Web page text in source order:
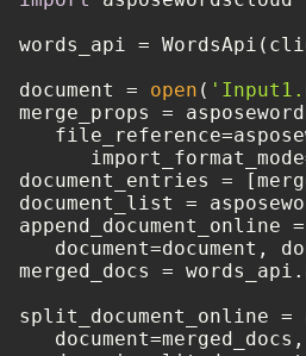
words_api =
document = open (
merge_props =
document_entries =
document_list =
append_document_online
document=document,
merged_docs =
split_document_online =
   document=merged_docs,